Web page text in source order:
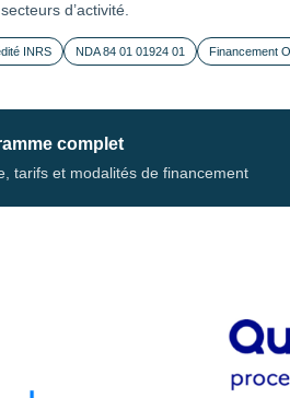
d’activité.
INRS NDA 84 01 01924 01 Financement
complet
tarifs et modalités de financement